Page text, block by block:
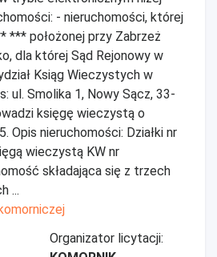
- nieruchomości, której
*** położonej przy Zabrzeż
dla której Sąd Rejonowy w
Ksiąg Wieczystych w
ul. Smolika 1, Nowy Sącz, 33-
księgę wieczystą o
Opis nieruchomości: Działki nr
wieczystą KW nr
składająca się z trzech
...
Organizator licytacji: